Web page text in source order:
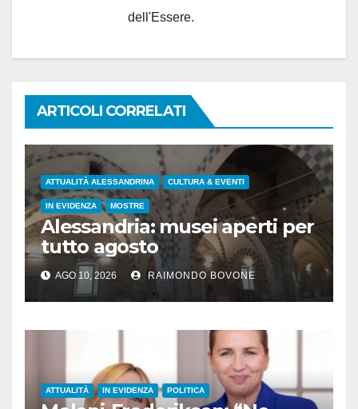
dell'Essere.
ARTICOLI CORRELATI
ATTUALITÀ ALESSANDRINA CULTURA & EVENTI
IN EVIDENZA MOSTRE
Alessandria: musei aperti per
tutto agosto
AGO 10, 2026 RAIMONDO BOVONE
ATTUALITÀ IN EVIDENZA POLITICA